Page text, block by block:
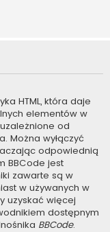
HTML, która daje
elementów w
od
Można wyłączyć
odpowiednią
BBCode jest
zawarte są w
w używanych w
uzyskać więcej
dostępnym
BBCode.